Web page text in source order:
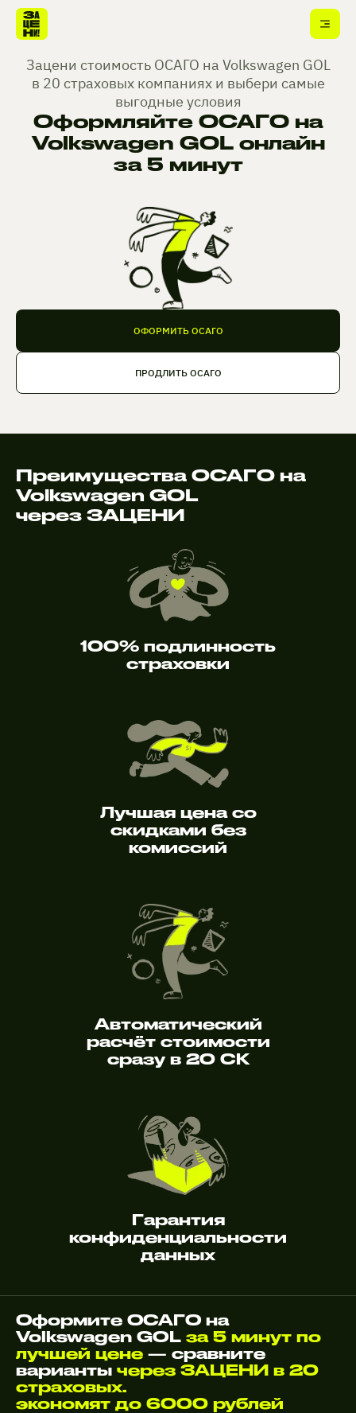
Зацени стоимость ОСАГО на Volkswagen GOL
в 20 страховых компаниях и выбери самые
выгодные условия
Оформляйте ОСАГО на
Volkswagen GOL онлайн
за 5 минут
ОФОРМИТЬ ОСАГО
ПРОДЛИТЬ ОСАГО
Преимущества ОСАГО на
Volkswagen GOL
через ЗАЦЕНИ
100% подлинность
страховки
Лучшая цена со
скидками без
комиссий
Автоматический
расчёт стоимости
сразу в 20 СК
Гарантия
конфиденциальности
данных
Оформите ОСАГО на
Volkswagen GOL за 5 минут по
лучшей цене — сравните
варианты через ЗАЦЕНИ в 20
страховых.
экономят до 6000 рублей